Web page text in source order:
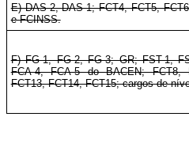
E) DAS-2, DAS-1; FCT4, FCT5,
e FCINSS.
F) FG-1, FG-2, FG-3; GR; FST-1,
FCA-4, FCA-5 do BACEN; FCT8,
FCT13, FCT14, FCT15; cargos de